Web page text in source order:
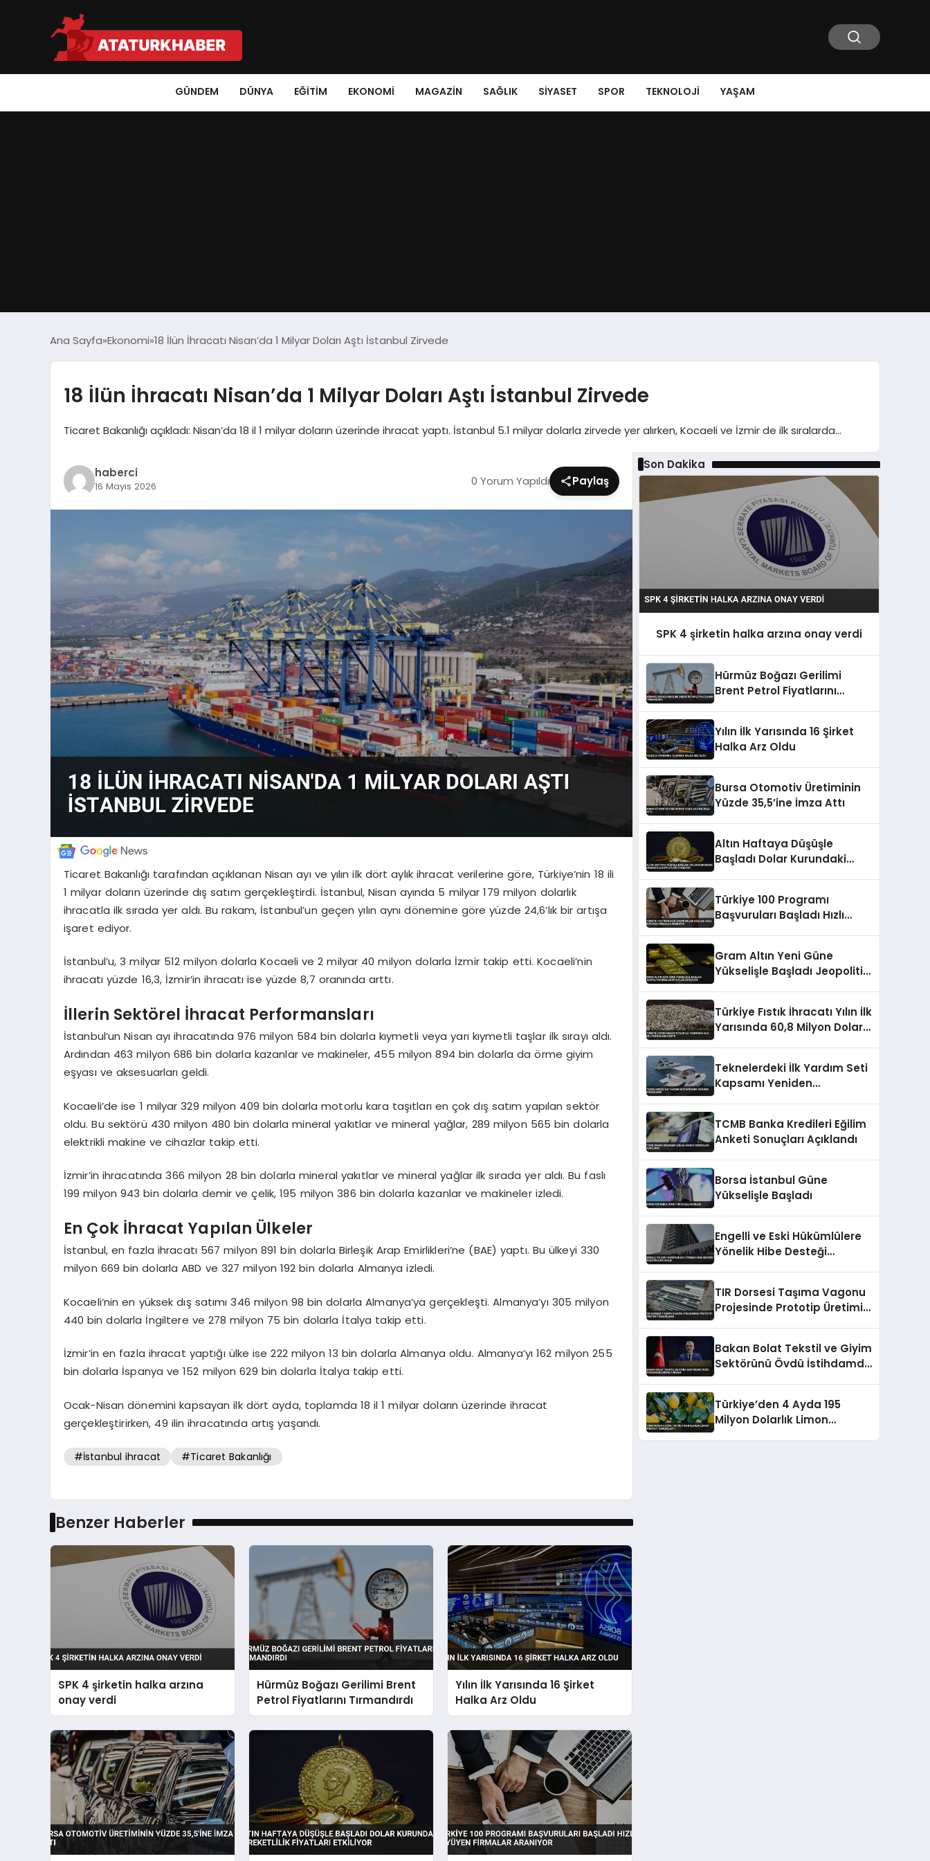
GÜNDEM DÜNYA EĞITIM EKONOMI MAGAZIN SAĞLIK SIYASET SPOR TEKNOLOJI YAŞAM
Ana Sayfa Ekonomi 18 İlün İhracatı Nisan’da 1 Milyar Doları Aştı İstanbul Zirvede
18 İlün İhracatı Nisan’da 1 Milyar Doları Aştı İstanbul Zirvede
Ticaret Bakanlığı açıkladı: Nisan’da 18 il 1 milyar doların üzerinde ihracat yaptı. İstanbul 5.1 milyar dolarla zirvede yer alırken, Kocaeli ve İzmir de ilk sıralarda…
haberci
16 Mayıs 2026 0 Yorum Yapıldı Paylaş
Ticaret Bakanlığı tarafından açıklanan Nisan ayı ve yılın ilk dört aylık ihracat verilerine göre, Türkiye’nin 18 ili
1 milyar doların üzerinde dış satım gerçekleştirdi. İstanbul, Nisan ayında 5 milyar 179 milyon dolarlık
ihracatla ilk sırada yer aldı. Bu rakam, İstanbul’un geçen yılın aynı dönemine göre yüzde 24,6’lık bir artışa
işaret ediyor.
İstanbul’u, 3 milyar 512 milyon dolarla Kocaeli ve 2 milyar 40 milyon dolarla İzmir takip etti. Kocaeli’nin
ihracatı yüzde 16,3, İzmir’in ihracatı ise yüzde 8,7 oranında arttı.
İllerin Sektörel İhracat Performansları
İstanbul’un Nisan ayı ihracatında 976 milyon 584 bin dolarla kıymetli veya yarı kıymetli taşlar ilk sırayı aldı.
Ardından 463 milyon 686 bin dolarla kazanlar ve makineler, 455 milyon 894 bin dolarla da örme giyim
eşyası ve aksesuarları geldi.
Kocaeli’de ise 1 milyar 329 milyon 409 bin dolarla motorlu kara taşıtları en çok dış satım yapılan sektör
oldu. Bu sektörü 430 milyon 480 bin dolarla mineral yakıtlar ve mineral yağlar, 289 milyon 565 bin dolarla
elektrikli makine ve cihazlar takip etti.
İzmir’in ihracatında 366 milyon 28 bin dolarla mineral yakıtlar ve mineral yağlar ilk sırada yer aldı. Bu faslı
199 milyon 943 bin dolarla demir ve çelik, 195 milyon 386 bin dolarla kazanlar ve makineler izledi.
En Çok İhracat Yapılan Ülkeler
İstanbul, en fazla ihracatı 567 milyon 891 bin dolarla Birleşik Arap Emirlikleri’ne (BAE) yaptı. Bu ülkeyi 330
milyon 669 bin dolarla ABD ve 327 milyon 192 bin dolarla Almanya izledi.
Kocaeli’nin en yüksek dış satımı 346 milyon 98 bin dolarla Almanya’ya gerçekleşti. Almanya’yı 305 milyon
440 bin dolarla İngiltere ve 278 milyon 75 bin dolarla İtalya takip etti.
İzmir’in en fazla ihracat yaptığı ülke ise 222 milyon 13 bin dolarla Almanya oldu. Almanya’yı 162 milyon 255
bin dolarla İspanya ve 152 milyon 629 bin dolarla İtalya takip etti.
Ocak-Nisan dönemini kapsayan ilk dört ayda, toplamda 18 il 1 milyar doların üzerinde ihracat
gerçekleştirirken, 49 ilin ihracatında artış yaşandı.
#İstanbul ihracat #Ticaret Bakanlığı
Benzer Haberler
SPK 4 şirketin halka arzına
onay verdi
Hürmüz Boğazı Gerilimi Brent
Petrol Fiyatlarını Tırmandırdı
Yılın İlk Yarısında 16 Şirket
Halka Arz Oldu
Son Dakika
SPK 4 şirketin halka arzına onay verdi
Hürmüz Boğazı Gerilimi
Brent Petrol Fiyatlarını
Yılın İlk Yarısında 16 Şirket
Halka Arz Oldu
Bursa Otomotiv Üretiminin
Yüzde 35,5’ine İmza Attı
Altın Haftaya Düşüşle
Başladı Dolar Kurundaki
Türkiye 100 Programı
Başvuruları Başladı Hızlı
Gram Altın Yeni Güne
Yükselişle Başladı Jeopolitik
Türkiye Fıstık İhracatı Yılın İlk
Yarısında 60,8 Milyon Dolara
Teknelerdeki İlk Yardım Seti
Kapsamı Yeniden
TCMB Banka Kredileri Eğilim
Anketi Sonuçları Açıklandı
Borsa İstanbul Güne
Yükselişle Başladı
Engelli ve Eski Hükümlülere
Yönelik Hibe Desteği
TIR Dorsesi Taşıma Vagonu
Projesinde Prototip Üretimi
Bakan Bolat Tekstil ve Giyim
Sektörünü Övdü İstihdamda
Türkiye’den 4 Ayda 195
Milyon Dolarlık Limon